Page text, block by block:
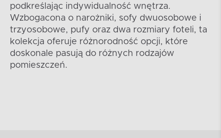
podkreślając indywidualność wnętrza.
Wzbogacona o narożniki, sofy dwuosobowe i
trzyosobowe, pufy oraz dwa rozmiary foteli, ta
kolekcja oferuje różnorodność opcji, które
doskonale pasują do różnych rodzajów
pomieszczeń.